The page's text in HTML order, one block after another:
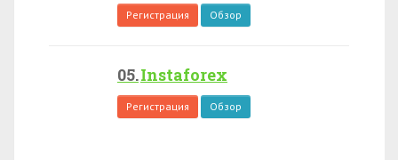
Регистрация Обзор
Instaforex
Регистрация Обзор